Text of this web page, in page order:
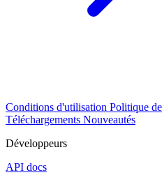
Conditions d'utilisation Politique
Téléchargements Nouveautés
Développeurs
API docs